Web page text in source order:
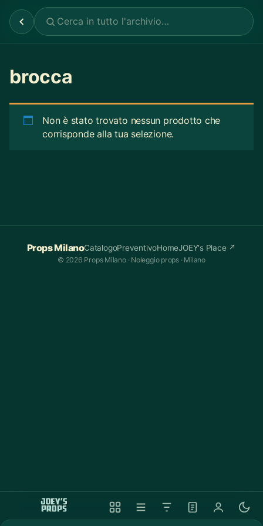
brocca
Non è stato trovato nessun prodotto che
corrisponde alla tua selezione.
Props MilanoCatalogoPreventivoHomeJOEY's Place ↗
© 2026 Props Milano · Noleggio props · Milano